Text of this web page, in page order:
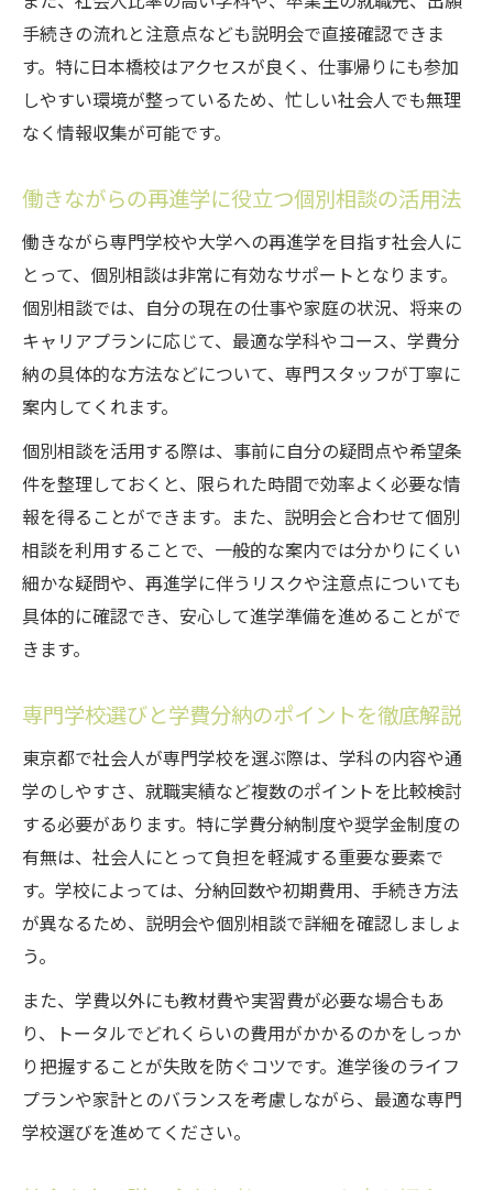
体験記
日本橋校入学説明会開催で得たリアルな体
験談
働きながら資格取得を目指す体験者の実例
説明会参加で知ったキャリア支援の実態と
は
働きながら資格取得を目指す社会人向け最新サ
ポート
社会人入学説明会東京都で活用できる奨学
金情報
専門学校選びと資格取得支援の具体的な流
れ
制
入学説明会を通じて知る学費分納や奨学金の活
用法
日本橋校入学説明会開催で確認できる学費
支援制度
社会人入学説明会東京都での奨学金相談の
ポイント
専門学校選びと経済的負担軽減の工夫を徹
底解説
説明会参加で知る費用面の疑問解消法
手続きの流れと注意点なども説明会で直接確認できま
す。特に日本橋校はアクセスが良く、仕事帰りにも参加
しやすい環境が整っているため、忙しい社会人でも無理
なく情報収集が可能です。
働きながらの再進学に役立つ個別相談の活用法
働きながら専門学校や大学への再進学を目指す社会人に
とって、個別相談は非常に有効なサポートとなります。
個別相談では、自分の現在の仕事や家庭の状況、将来の
キャリアプランに応じて、最適な学科やコース、学費分
納の具体的な方法などについて、専門スタッフが丁寧に
案内してくれます。
個別相談を活用する際は、事前に自分の疑問点や希望条
件を整理しておくと、限られた時間で効率よく必要な情
報を得ることができます。また、説明会と合わせて個別
相談を利用することで、一般的な案内では分かりにくい
細かな疑問や、再進学に伴うリスクや注意点についても
具体的に確認でき、安心して進学準備を進めることがで
きます。
専門学校選びと学費分納のポイントを徹底解説
東京都で社会人が専門学校を選ぶ際は、学科の内容や通
学のしやすさ、就職実績など複数のポイントを比較検討
する必要があります。特に学費分納制度や奨学金制度の
有無は、社会人にとって負担を軽減する重要な要素で
す。学校によっては、分納回数や初期費用、手続き方法
が異なるため、説明会や個別相談で詳細を確認しましょ
う。
また、学費以外にも教材費や実習費が必要な場合もあ
り、トータルでどれくらいの費用がかかるのかをしっか
り把握することが失敗を防ぐコツです。進学後のライフ
プランや家計とのバランスを考慮しながら、最適な専門
学校選びを進めてください。